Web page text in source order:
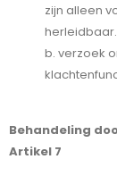
zijn alleen
herleidbaar.
b. verzoek
Behandeling
Artikel 7